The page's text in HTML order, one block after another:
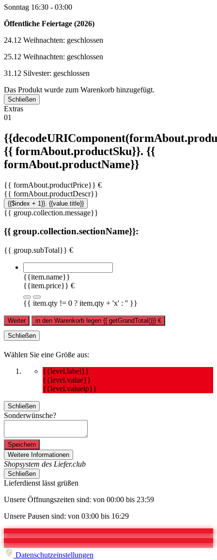
Sonntag 16:30 - 03:00
Öffentliche Feiertage (2026)
24.12 Weihnachten: geschlossen
25.12 Weihnachten: geschlossen
31.12 Silvester: geschlossen
Das Produkt wurde zum Warenkorb hinzugefügt.
Schließen
Extras
01
{{ formAbout.productSku}}. {{
formAbout.productName}}
{{ formAbout.productPrice}} €
{{ formAbout.productDescr}}
{{$index + 1}}. {{value.title}}
{{ group.collection.message}}
{{ group.collection.sectionName}}:
{{ group.subTotal}} €
{{item.name}}
{{item.price}} €
{{ item.qty != 0 ? item.qty + 'x' : '' }}
Weiter in den Warenkorb legen {{ getGrandTotal()}} €
Schließen
Wählen Sie eine Größe aus:
{{level.label}}
{{level.value}}
{{level.valuelp}}
Schließen
Sonderwünsche?
Speichern
Weitere Informationen
Shopsystem des Liefer.club
Schließen
Lieferdienst lässt grüßen
Unsere Öffnungszeiten sind: von 00:00 bis 23:59
Unsere Pausen sind: von 03:00 bis 16:29
Datenschutzeinstellungen